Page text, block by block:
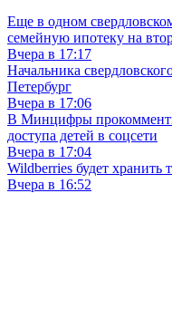
Еще в одном
семейную ипотеку на
Вчера в 17:17
Начальника
Петербург
Вчера в 17:06
В Минцифры
доступа детей в соцсети
Вчера в 17:04
Wildberries будет хранить
Вчера в 16:52